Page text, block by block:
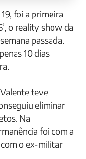
o reality show da
passada.
10 dias
teve
eliminar
Na
foi com a
com o ex-militar